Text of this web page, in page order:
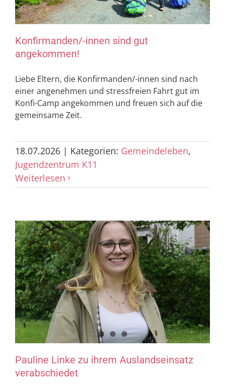
Konfirmanden/-innen sind gut
angekommen!
Liebe Eltern, die Konfirmanden/-innen sind nach
einer angenehmen und stressfreien Fahrt gut im
Konfi-Camp angekommen und freuen sich auf die
gemeinsame Zeit.
18.07.2026 | Kategorien: Gemeindeleben,
Jugendzentrum K11
Weiterlesen
Pauline Linke zu ihrem Auslandseinsatz
verabschiedet